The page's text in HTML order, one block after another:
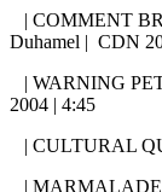
| COMMENT
Duhamel | CDN
| WARNING
2004 | 4:45
| CULTURAL
| MARMALADE